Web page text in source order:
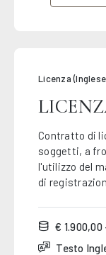
Licenza
Contratto di
soggetti, a
l'utilizzo del
di
€ 1.900,00
Testo